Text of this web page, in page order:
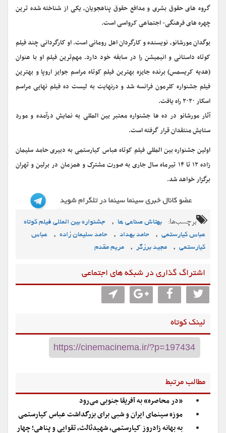
گروه های حقوق بشری و مدافع حقوق پناهجویان، یکی از شناخته شده ترین
چهره های فرهنگی- اجتماعی کرواسی است.
بوگدان مورشانو، نویسنده و کارگردان اهل رومانی است. او کارگردانی چند فیلم
کوتاه داستانی و انیمیشن را در سابقه خود دارد. مهم‌ترین فیلم او‌ با عنوان
(هدیه کریسمس) برنده جایزه بهترین فیلم کوتاه مراسم جوایز اروپا و بهترین
فیلم جشنواره کلرمون فرانسه شد و در‌نهایت به لیست ده فیلم نهایی مراسم
اسکار ۲۰۲۰ راه یافت.
آثار مورشانو در ده ها جشنواره معتبر بین المللی به نمایش درآمده و مورد
ستایش منتقدان قرار گرفته است.
اولین جشنواره بین المللی فیلم کوتاه عباس کیارستمی به دبیری حامد سلیمان
زاده ۱۲ تا ۱۴ تیرماه سال جاری به صورت مشترک و همزمان در برلین و تهران
برگزار خواهد شد.
برچسب‌ها: بهتاش صناعی ها ,
جشنواره بین المللی فیلم کوتاه
عباس کیارستمی , حامد بهداد , حامد سلیمان زاده ,
عباس
کیارستمی , مجید برزگر , مریم مقدم
اشتراگ گذاری در شبکه های اجتماعی
لینک کوتاه
مطالب مرتبط
«در محاصره» به آفریقا جنوبی می‌رود
موزه سینمای ایران و شبی برای بزرگداشت عباس کیارستمی
به بهانه زادروز کیارستمی، شهیدثالث، تقوایی و پناهی؛ چهار